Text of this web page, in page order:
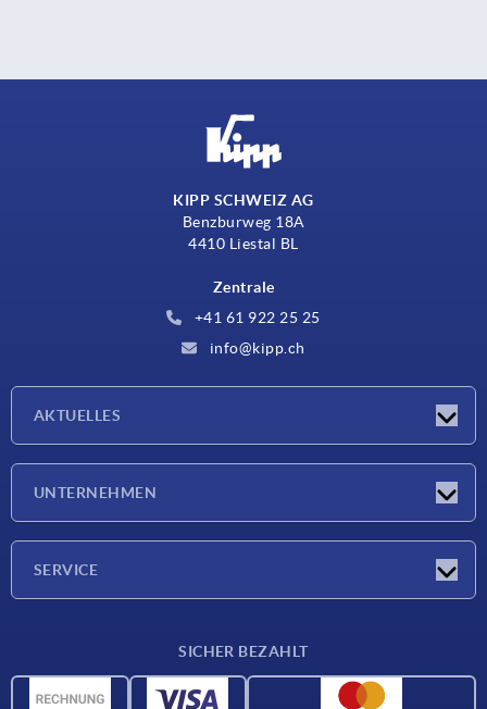
KIPP SCHWEIZ AG
Benzburweg 18A
4410 Liestal BL
Zentrale
+41 61 922 25 25
info@kipp.ch
AKTUELLES
UNTERNEHMEN
SERVICE
CAD-Daten
SICHER BEZAHLT